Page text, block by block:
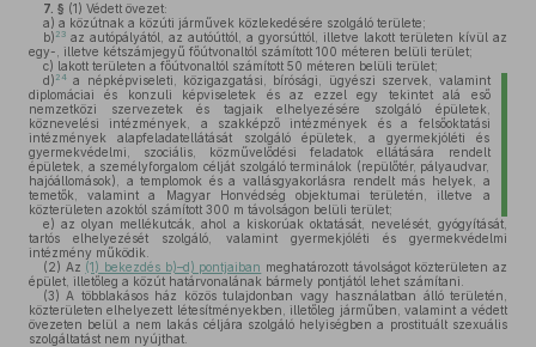
7. § (1) Védett övezet:
a) a közútnak a közúti járművek közlekedésére szolgáló területe;
b) 23 az autópályától, az autóúttól, a gyorsúttól, illetve lakott területen kívül az
egy-, illetve kétszámjegyű főútvonaltól számított 100 méteren belüli terület;
c) lakott területen a főútvonaltól számított 50 méteren belüli terület;
d) 24 a népképviseleti, közigazgatási, bírósági, ügyészi szervek, valamint
diplomáciai és konzuli képviseletek és az ezzel egy tekintet alá eső
nemzetközi szervezetek és tagjaik elhelyezésére szolgáló épületek,
köznevelési intézmények, a szakképző intézmények és a felsőoktatási
intézmények alapfeladatellátását szolgáló épületek, a gyermekjóléti és
gyermekvédelmi, szociális, közművelődési feladatok ellátására rendelt
épületek, a személyforgalom célját szolgáló terminálok (repülőtér, pályaudvar,
hajóállomások), a templomok és a vallásgyakorlásra rendelt más helyek, a
temetők, valamint a Magyar Honvédség objektumai területén, illetve a
közterületen azoktól számított 300 m távolságon belüli terület;
e) az olyan mellékutcák, ahol a kiskorúak oktatását, nevelését, gyógyítását,
tartós elhelyezését szolgáló, valamint gyermekjóléti és gyermekvédelmi
intézmény működik.
(2) Az (1) bekezdés b)–d) pontjaiban meghatározott távolságot közterületen az
épület, illetőleg a közút határvonalának bármely pontjától lehet számítani.
(3) A többlakásos ház közös tulajdonban vagy használatban álló területén,
közterületen elhelyezett létesítményekben, illetőleg járműben, valamint a védett
övezeten belül a nem lakás céljára szolgáló helyiségben a prostituált szexuális
szolgáltatást nem nyújthat.